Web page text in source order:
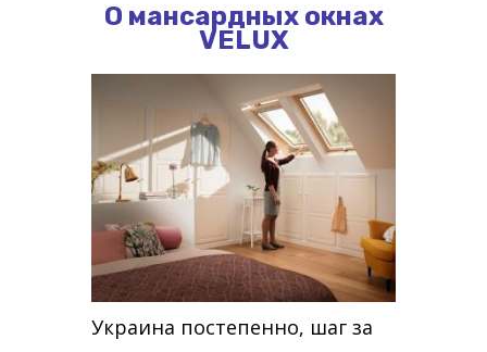
О мансардных окнах
VELUX
Украина постепенно, шаг за